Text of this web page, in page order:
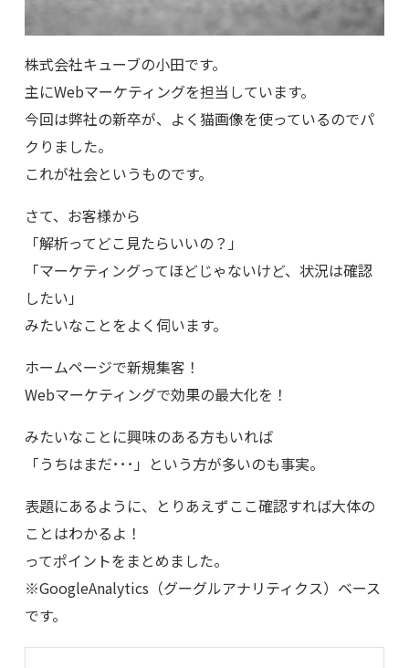
株式会社キューブの小田です。
主にWebマーケティングを担当しています。
今回は弊社の新卒が、よく猫画像を使っているのでパ
クりました。
これが社会というものです。
さて、お客様から
「解析ってどこ見たらいいの？」
「マーケティングってほどじゃないけど、状況は確認
したい」
みたいなことをよく伺います。
ホームページで新規集客！
Webマーケティングで効果の最大化を！
みたいなことに興味のある方もいれば
「うちはまだ･･･」という方が多いのも事実。
表題にあるように、とりあえずここ確認すれば大体の
ことはわかるよ！
ってポイントをまとめました。
※GoogleAnalytics（グーグルアナリティクス）ベース
です。